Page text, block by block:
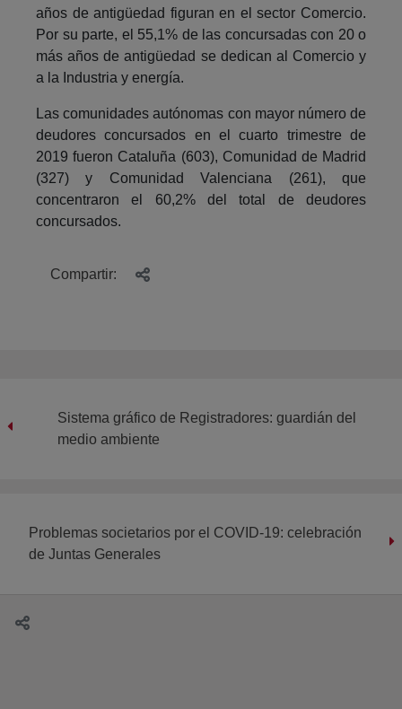
años de antigüedad figuran en el sector Comercio.
Por su parte, el 55,1% de las concursadas con 20 o
más años de antigüedad se dedican al Comercio y
a la Industria y energía.
Las comunidades autónomas con mayor número de
deudores concursados en el cuarto trimestre de
2019 fueron Cataluña (603), Comunidad de Madrid
(327) y Comunidad Valenciana (261), que
concentraron el 60,2% del total de deudores
concursados.
Compartir:
Sistema gráfico de Registradores: guardián del
medio ambiente
Problemas societarios por el COVID-19: celebración
de Juntas Generales